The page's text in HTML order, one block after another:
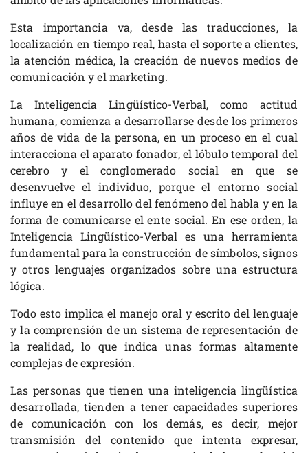
Esta importancia va, desde las traducciones, la
localización en tiempo real, hasta el soporte a clientes,
la atención médica, la creación de nuevos medios de
comunicación y el marketing.
La Inteligencia Lingüístico-Verbal, como actitud
humana, comienza a desarrollarse desde los primeros
años de vida de la persona, en un proceso en el cual
interacciona el aparato fonador, el lóbulo temporal del
cerebro y el conglomerado social en que se
desenvuelve el individuo, porque el entorno social
influye en el desarrollo del fenómeno del habla y en la
forma de comunicarse el ente social. En ese orden, la
Inteligencia Lingüístico-Verbal es una herramienta
fundamental para la construcción de símbolos, signos
y otros lenguajes organizados sobre una estructura
lógica.
Todo esto implica el manejo oral y escrito del lenguaje
y la comprensión de un sistema de representación de
la realidad, lo que indica unas formas altamente
complejas de expresión.
Las personas que tienen una inteligencia lingüística
desarrollada, tienden a tener capacidades superiores
de comunicación con los demás, es decir, mejor
transmisión del contenido que intenta expresar,